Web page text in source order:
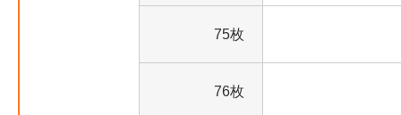
75枚
76枚